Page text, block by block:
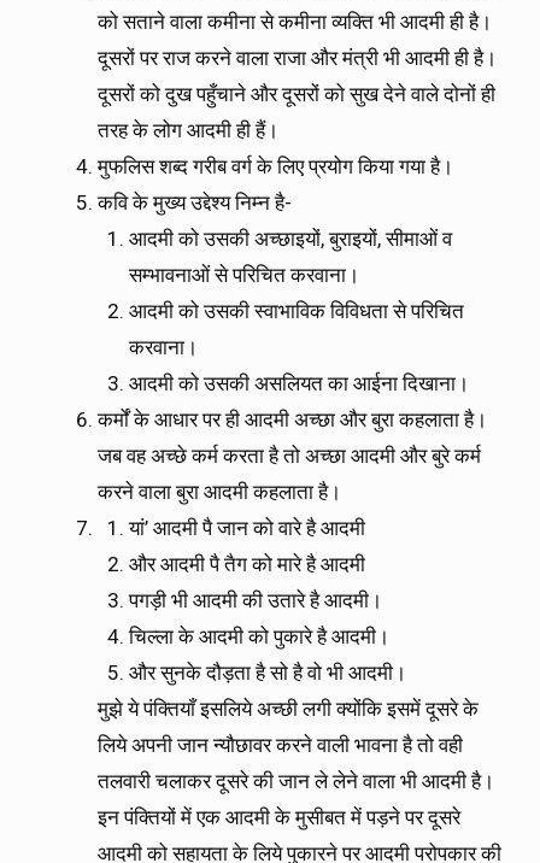
को सताने वाला कमीना से कमीना व्यक्ति भी आदमी ही है।
दूसरों पर राज करने वाला राजा और मंत्री भी आदमी ही है।
दूसरों को दुख पहुँचाने और दूसरों को सुख देने वाले दोनों ही
तरह के लोग आदमी ही हैं।
मुफलिस शब्द गरीब वर्ग के लिए प्रयोग किया गया है।
कवि के मुख्य उद्देश्य निम्न है-
आदमी को उसकी अच्छाइयों, बुराइयों, सीमाओं व
सम्भावनाओं से परिचित करवाना।
आदमी को उसकी स्वाभाविक विविधता से परिचित
करवाना।
आदमी को उसकी असलियत का आईना दिखाना।
कर्मों के आधार पर ही आदमी अच्छा और बुरा कहलाता है।
जब वह अच्छे कर्म करता है तो अच्छा आदमी और बुरे कर्म
करने वाला बुरा आदमी कहलाता है।
यां’ आदमी पै जान को वारे है आदमी
और आदमी पै तैग को मारे है आदमी
पगड़ी भी आदमी की उतारे है आदमी।
चिल्ला के आदमी को पुकारे है आदमी।
और सुनके दौड़ता है सो है वो भी आदमी।
मुझे ये पंक्तियाँ इसलिये अच्छी लगी क्योंकि इसमें दूसरे के
लिये अपनी जान न्यौछावर करने वाली भावना है तो वही
तलवारी चलाकर दूसरे की जान ले लेने वाला भी आदमी है।
इन पंक्तियों में एक आदमी के मुसीबत में पड़ने पर दूसरे
आदमी को सहायता के लिये पुकारने पर आदमी परोपकार की